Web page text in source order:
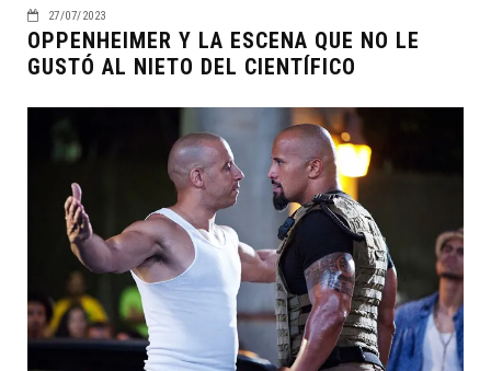
27/07/2023
OPPENHEIMER Y LA ESCENA QUE NO LE
GUSTÓ AL NIETO DEL CIENTÍFICO